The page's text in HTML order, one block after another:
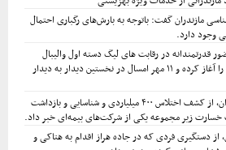
مازندران گفت: باتوجه به بارش‌های رگباری احتمال
وجود دارد.
قدرتمندانه در رقابت های لیگ دسته اول والیبال
باشگاه های کشور تمرینات خود را آغاز کرده و ۱۱ مهر امسال در نخستین دیدار به دیدار
فرمانده انتظامی استان مازندران، از کشف اختلاس ۴۰۰ میلیاردی و شناسایی و بازداشت
زیر مجموعه یکی از شرکت‌های بیمه‌ای خبر داد.
از دستگیری فردی که در جاده هراز اقدام به هتاکی و